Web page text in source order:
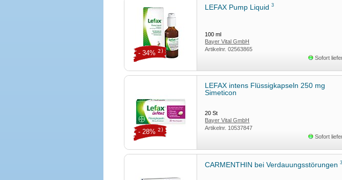
LEFAX Pump Liquid3
100ml
Bayer Vital GmbH
Artikelnr.02563865
Sofort
- 34% 2)
LEFAX intens Flüssigkapseln 250 mg
Simeticon
20St
Bayer Vital GmbH
Artikelnr. 10537847
Sofort
- 28% 2)
CARMENTHIN bei Verdauungsstörungen3